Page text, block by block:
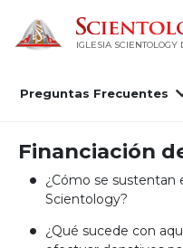
IGLESIA SCIENTOLOGY
Preguntas Frecuentes
Financiación
¿Cómo se sustentan
Scientology?
¿Qué sucede con